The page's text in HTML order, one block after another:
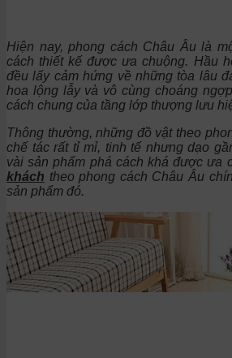
Hiện nay, phong cách Châu Âu là
cách thiết kế được ưa chuộng. Hầu
đều lấy cảm hứng về những tòa lâu
hoa lộng lẫy và vô cùng choáng
cách chung của tầng lớp thượng lưu
Thông thường, những đồ vật theo
chế tác rất tỉ mỉ, tinh tế nhưng dạo
vài sản phẩm phá cách khá được ưa
khách theo phong cách Châu Âu
sản phẩm đó.